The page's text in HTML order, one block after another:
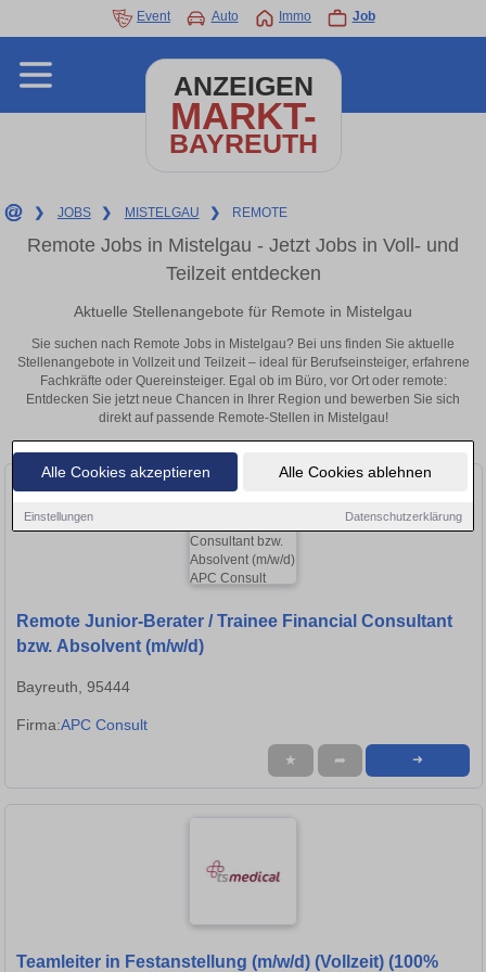
Alle Cookies akzeptieren Alle Cookies ablehnen
Einstellungen Datenschutzerklärung
Event Auto Immo Job
ANZEIGEN
MARKT-
BAYREUTH
❯ JOBS ❯ MISTELGAU ❯ REMOTE
Remote Jobs in Mistelgau - Jetzt Jobs in Voll- und
Teilzeit entdecken
Aktuelle Stellenangebote für Remote in Mistelgau
Sie suchen nach Remote Jobs in Mistelgau? Bei uns finden Sie aktuelle
Stellenangebote in Vollzeit und Teilzeit – ideal für Berufseinsteiger, erfahrene
Fachkräfte oder Quereinsteiger. Egal ob im Büro, vor Ort oder remote:
Entdecken Sie jetzt neue Chancen in Ihrer Region und bewerben Sie sich
direkt auf passende Remote-Stellen in Mistelgau!
Remote Junior-Berater / Trainee Financial Consultant
bzw. Absolvent (m/w/d)
Bayreuth, 95444
Firma:APC Consult
★ ➦ ➜
Teamleiter in Festanstellung (m/w/d) (Vollzeit) (100%